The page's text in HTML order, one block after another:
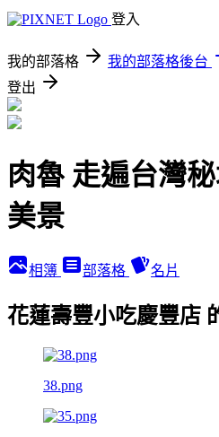
登入
我的部落格 我的部落格後台
登出
肉魯 走遍台灣
美景
相簿 部落格 名片
花蓮壽豐小吃慶豐店
38.png